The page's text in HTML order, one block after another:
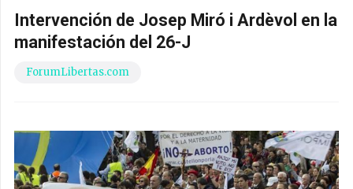
Intervención de Josep Miró i Ardèvol en la
manifestación del 26-J
ForumLibertas.com